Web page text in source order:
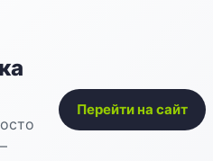
Перейти на сайт